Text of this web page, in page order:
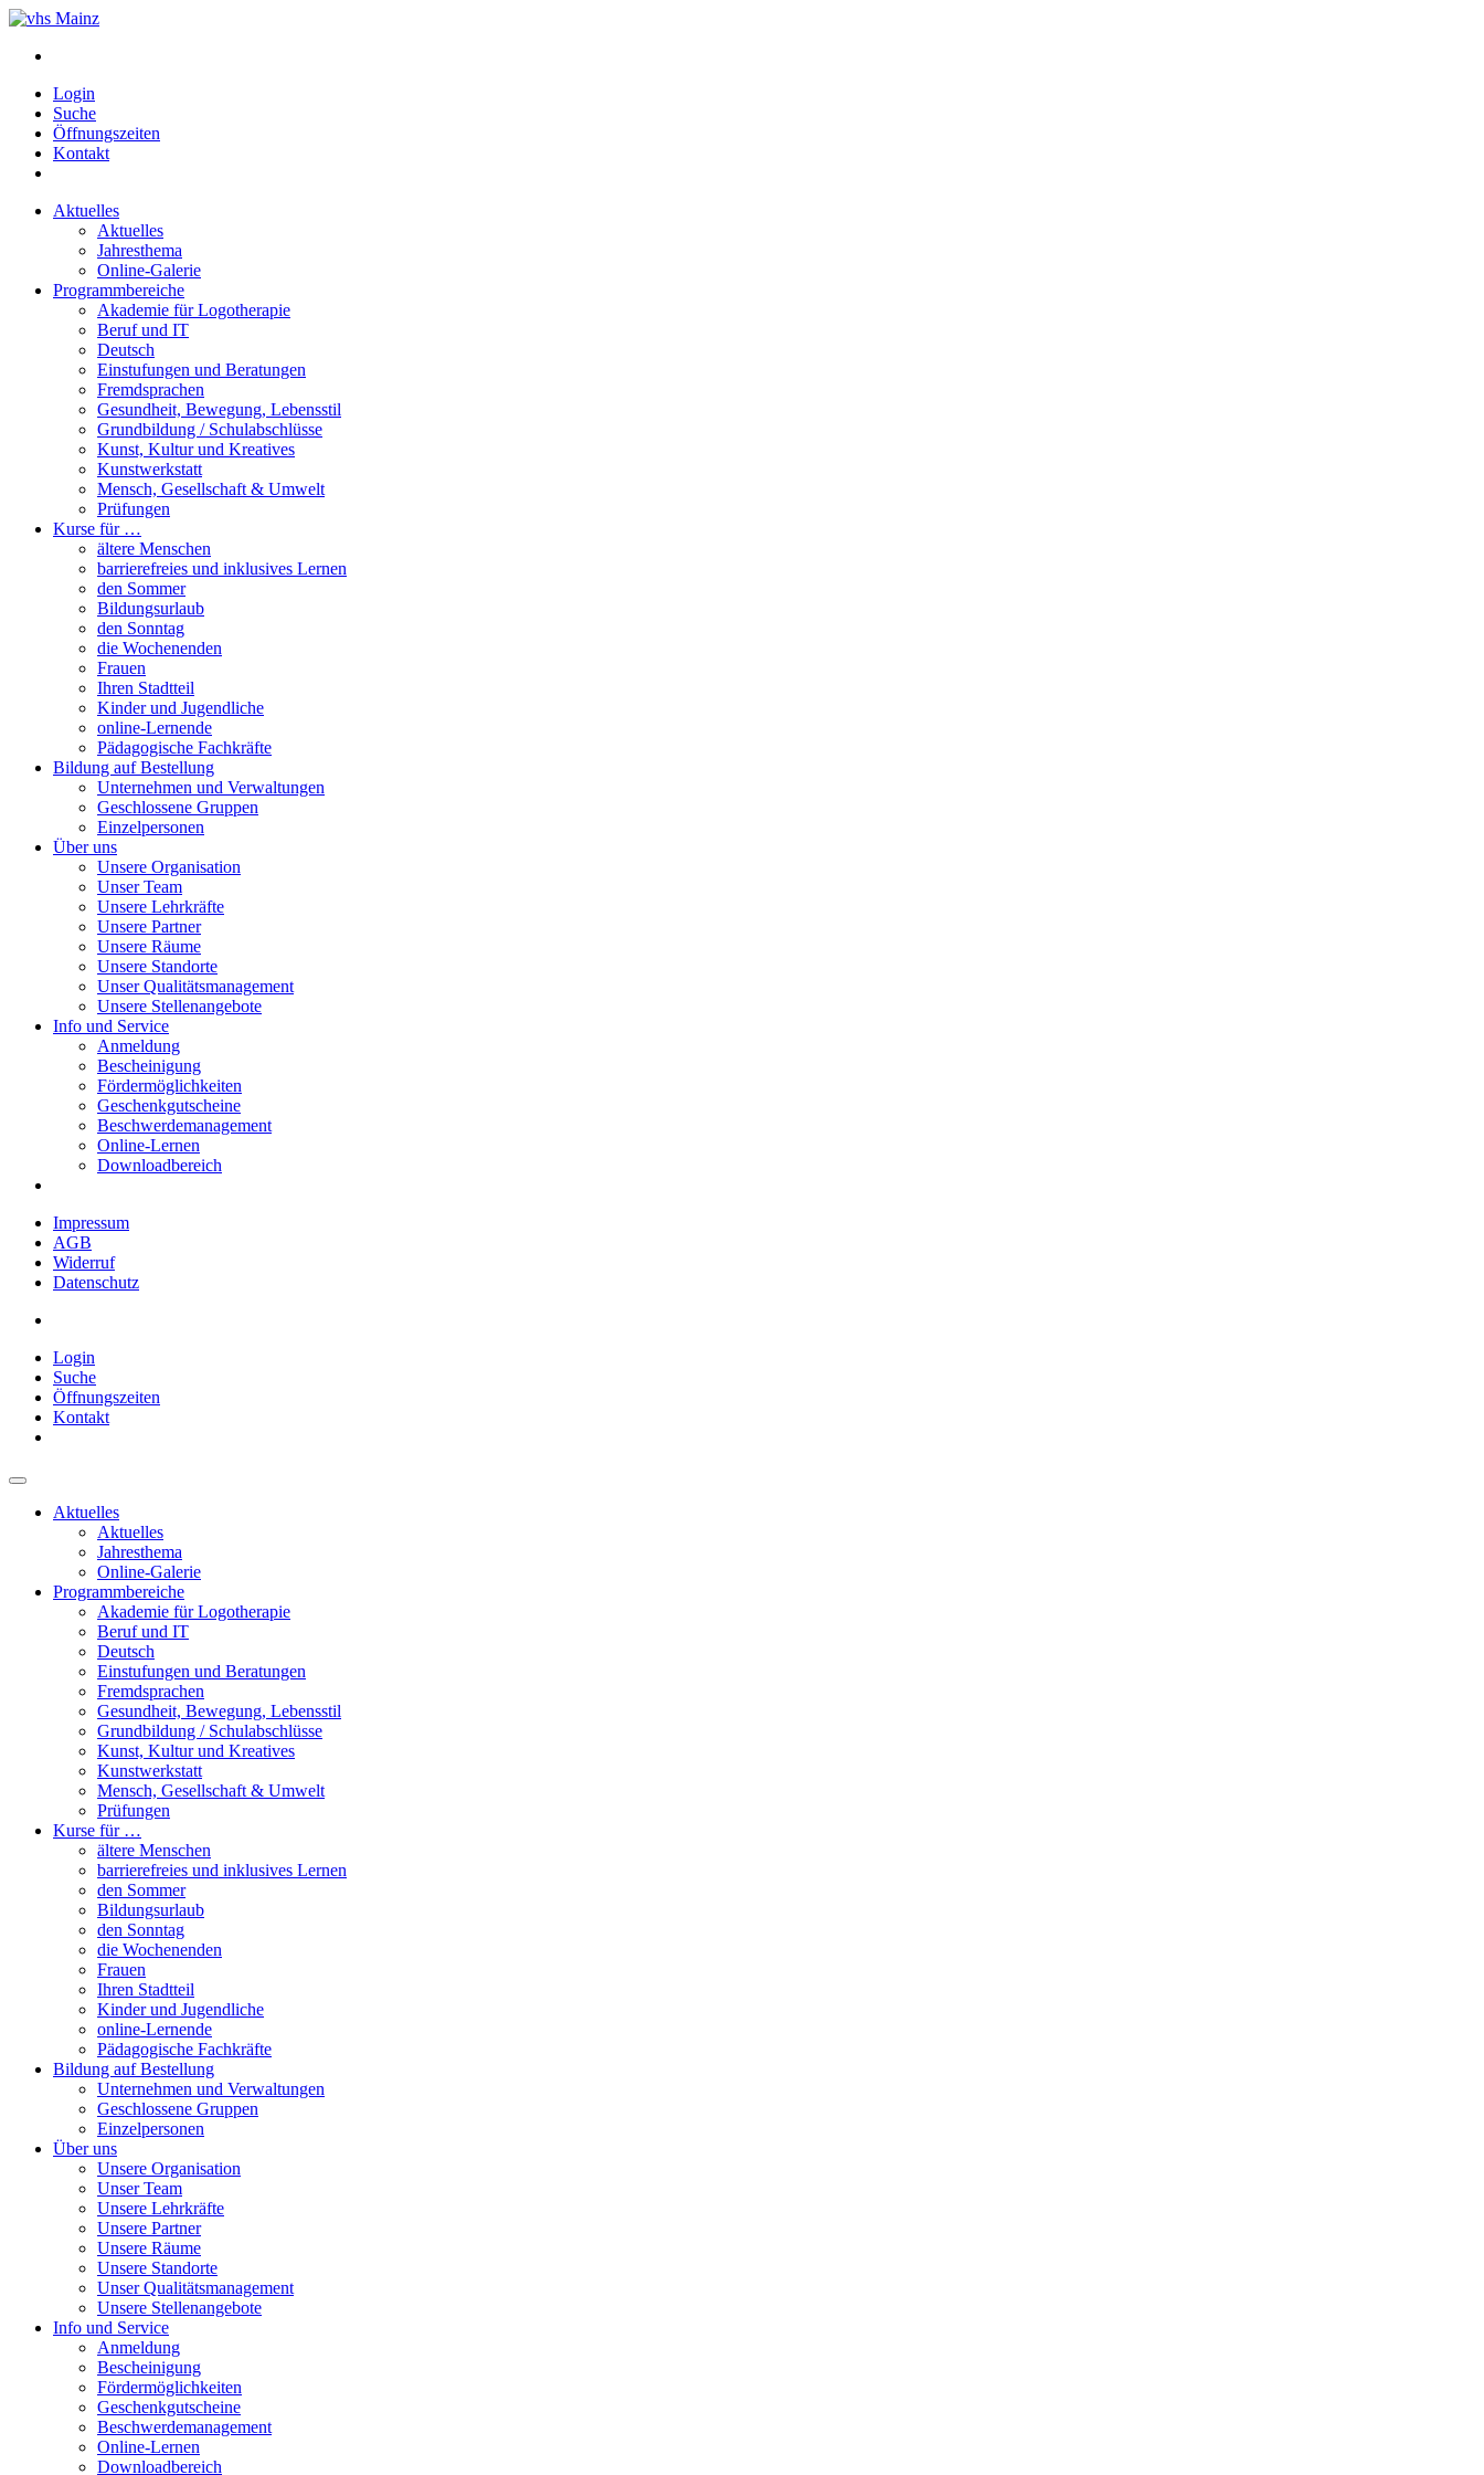
Login
Suche
Öffnungszeiten
Kontakt
Aktuelles
Aktuelles
Jahresthema
Online-Galerie
Programmbereiche
Akademie für Logotherapie
Beruf und IT
Deutsch
Einstufungen und Beratungen
Fremdsprachen
Gesundheit, Bewegung, Lebensstil
Grundbildung / Schulabschlüsse
Kunst, Kultur und Kreatives
Kunstwerkstatt
Mensch, Gesellschaft & Umwelt
Prüfungen
Kurse für …
ältere Menschen
barrierefreies und inklusives Lernen
den Sommer
Bildungsurlaub
den Sonntag
die Wochenenden
Frauen
Ihren Stadtteil
Kinder und Jugendliche
online-Lernende
Pädagogische Fachkräfte
Bildung auf Bestellung
Unternehmen und Verwaltungen
Geschlossene Gruppen
Einzelpersonen
Über uns
Unsere Organisation
Unser Team
Unsere Lehrkräfte
Unsere Partner
Unsere Räume
Unsere Standorte
Unser Qualitätsmanagement
Unsere Stellenangebote
Info und Service
Anmeldung
Bescheinigung
Fördermöglichkeiten
Geschenkgutscheine
Beschwerdemanagement
Online-Lernen
Downloadbereich
Impressum
AGB
Widerruf
Datenschutz
Login
Suche
Öffnungszeiten
Kontakt
Aktuelles
Aktuelles
Jahresthema
Online-Galerie
Programmbereiche
Akademie für Logotherapie
Beruf und IT
Deutsch
Einstufungen und Beratungen
Fremdsprachen
Gesundheit, Bewegung, Lebensstil
Grundbildung / Schulabschlüsse
Kunst, Kultur und Kreatives
Kunstwerkstatt
Mensch, Gesellschaft & Umwelt
Prüfungen
Kurse für …
ältere Menschen
barrierefreies und inklusives Lernen
den Sommer
Bildungsurlaub
den Sonntag
die Wochenenden
Frauen
Ihren Stadtteil
Kinder und Jugendliche
online-Lernende
Pädagogische Fachkräfte
Bildung auf Bestellung
Unternehmen und Verwaltungen
Geschlossene Gruppen
Einzelpersonen
Über uns
Unsere Organisation
Unser Team
Unsere Lehrkräfte
Unsere Partner
Unsere Räume
Unsere Standorte
Unser Qualitätsmanagement
Unsere Stellenangebote
Info und Service
Anmeldung
Bescheinigung
Fördermöglichkeiten
Geschenkgutscheine
Beschwerdemanagement
Online-Lernen
Downloadbereich